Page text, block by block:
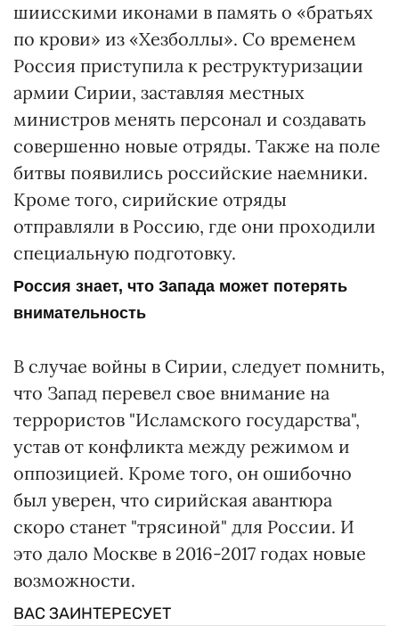
шиисскими иконами в память о «братьях
по крови» из «Хезболлы». Со временем
Россия приступила к реструктуризации
армии Сирии, заставляя местных
министров менять персонал и создавать
совершенно новые отряды. Также на поле
битвы появились российские наемники.
Кроме того, сирийские отряды
отправляли в Россию, где они проходили
специальную подготовку.
Россия знает, что Запада может потерять
внимательность
В случае войны в Сирии, следует помнить,
что Запад перевел свое внимание на
террористов "Исламского государства",
устав от конфликта между режимом и
оппозицией. Кроме того, он ошибочно
был уверен, что сирийская авантюра
скоро станет "трясиной" для России. И
это дало Москве в 2016-2017 годах новые
возможности.
ВАС ЗАИНТЕРЕСУЕТ